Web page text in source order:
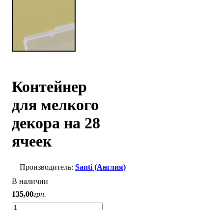
Контейнер
для мелкого
декора на 28
ячеек
Santi (Англия)
В наличии
135,00грн.